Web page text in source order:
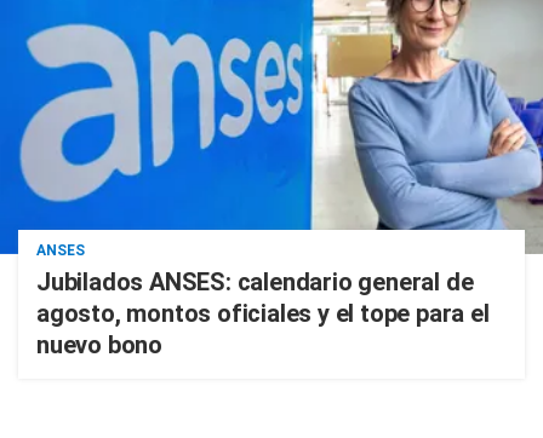
ANSES
Jubilados ANSES: calendario general de
agosto, montos oficiales y el tope para el
nuevo bono